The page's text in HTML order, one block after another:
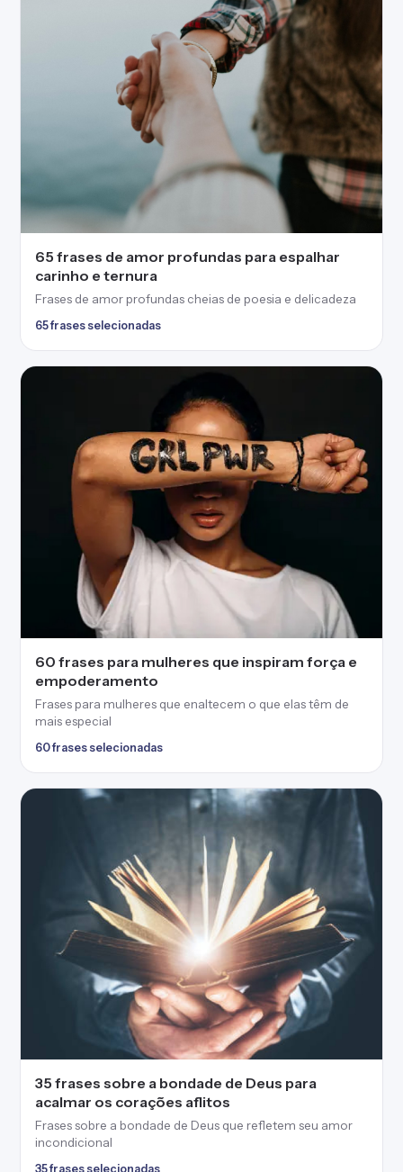
Frases de amor profundas cheias de poesia e delicadeza
65 frases selecionadas
60 frases para mulheres que inspiram força e
Frases para mulheres que enaltecem o que elas têm de
mais especial
60 frases selecionadas
35 frases sobre a bondade de Deus para
acalmar os corações aflitos
Frases sobre a bondade de Deus que refletem seu amor
incondicional
35 frases selecionadas
Frases e mensagens pra você dizer do seu jeito — pra cada
pessoa e cada momento.